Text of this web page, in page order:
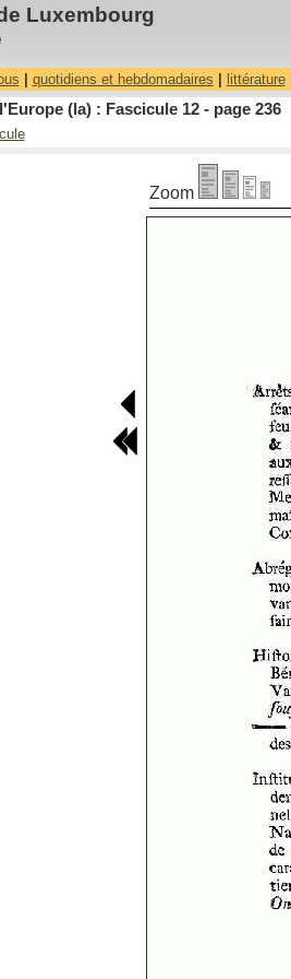
Luxembourg
quotidiens et hebdomadaires littérature|
(la) : Fascicule 12 - page 236
Zoom